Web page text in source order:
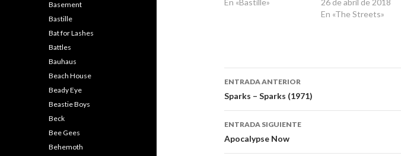
En «The Streets»
Navegación
de
entradas
ENTRADA ANTERIOR
Sparks – Sparks (1971)
ENTRADA SIGUIENTE
Apocalypse Now
Basement
Bastille
Bat for Lashes
Battles
Bauhaus
Beach House
Beady Eye
Beastie Boys
Beck
Bee Gees
Behemoth